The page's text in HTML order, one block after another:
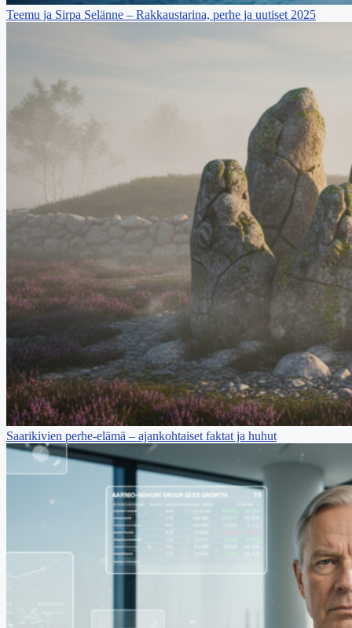
Teemu ja Sirpa Selänne – Rakkaustarina, perhe ja uutiset 2025
Saarikivien perhe-elämä – ajankohtaiset faktat ja huhut